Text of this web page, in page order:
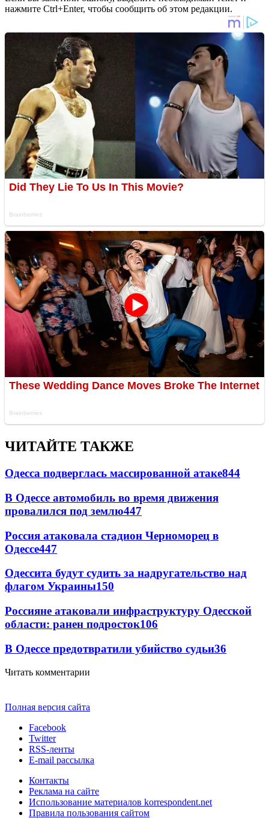
нажмите Ctrl+Enter, чтобы сообщить об этом редакции.
ЧИТАЙТЕ ТАКЖЕ
Одесса подверглась массированной атаке844
В Одессе автомобиль во время движения
провалился под землю447
Россия атаковала стадион Черноморец в
Одессе447
Одессита будут судить за надругательство над
флагом Украины150
Россияне атаковали инфраструктуру Одесской
области: ранен подросток106
В Одессе предотвратили убийство судьи36
Читать комментарии
Полная версия сайта
Facebook
Twitter
RSS-ленты
E-mail рассылка
Контакты
Реклама на сайте
Использование материалов korrespondent.net
Правила пользования сайтом